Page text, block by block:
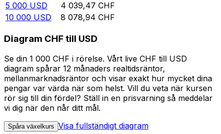
5 000 USD 4 039,47 CHF
10 000 USD 8 078,94 CHF
Diagram CHF till USD
Se din 1 000 CHF i rörelse. Vårt live CHF till USD
diagram spårar 12 månaders realtidsräntor,
mellanmarknadsräntor och visar exakt hur mycket dina
pengar var värda när som helst. Vill du veta när kursen
rör sig till din fördel? Ställ in en prisvarning så meddelar
vi dig när den når ditt mål.
Spåra växelkurs Visa fullständigt diagram